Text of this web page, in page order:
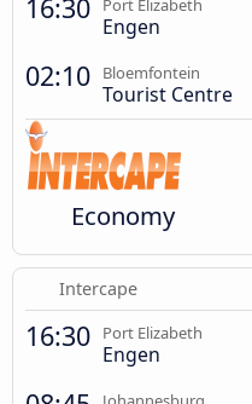
16:30 Port Elizabeth
Engen
02:10 Bloemfontein
Tourist Centre
Economy
Intercape
16:30 Port Elizabeth
Engen